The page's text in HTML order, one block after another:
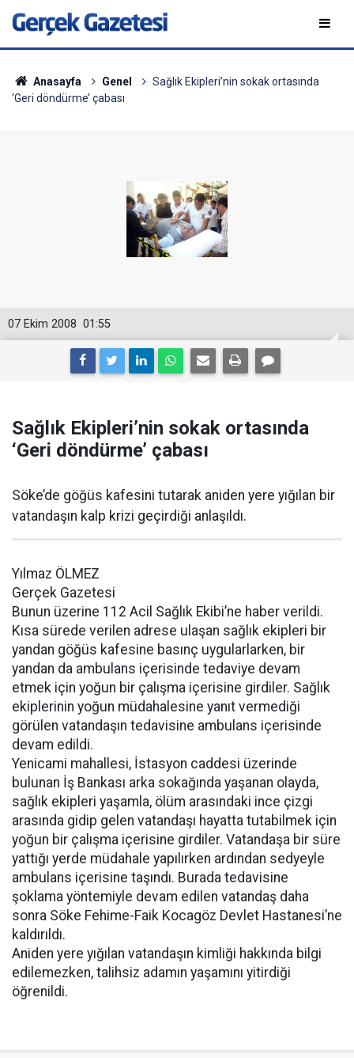
Anasayfa Genel
Sağlık Ekipleri’nin sokak ortasında
‘Geri döndürme’ çabası
01:55
07 Ekim 2008
Sağlık Ekipleri’nin sokak ortasında
‘Geri döndürme’ çabası
Söke’de göğüs kafesini tutarak aniden yere yığılan bir
vatandaşın kalp krizi geçirdiği anlaşıldı.
Yılmaz ÖLMEZ
Gerçek Gazetesi
Bunun üzerine 112 Acil Sağlık Ekibi’ne haber verildi.
Kısa sürede verilen adrese ulaşan sağlık ekipleri bir
yandan göğüs kafesine basınç uygularlarken, bir
yandan da ambulans içerisinde tedaviye devam
etmek için yoğun bir çalışma içerisine girdiler. Sağlık
ekiplerinin yoğun müdahalesine yanıt vermediği
görülen vatandaşın tedavisine ambulans içerisinde
devam edildi.
Yenicami mahallesi, İstasyon caddesi üzerinde
bulunan İş Bankası arka sokağında yaşanan olayda,
sağlık ekipleri yaşamla, ölüm arasındaki ince çizgi
arasında gidip gelen vatandaşı hayatta tutabilmek için
yoğun bir çalışma içerisine girdiler. Vatandaşa bir süre
yattığı yerde müdahale yapılırken ardından sedyeyle
ambulans içerisine taşındı. Burada tedavisine
şoklama yöntemiyle devam edilen vatandaş daha
sonra Söke Fehime-Faik Kocagöz Devlet Hastanesi’ne
kaldırıldı.
Aniden yere yığılan vatandaşın kimliği hakkında bilgi
edilemezken, talihsiz adamın yaşamını yitirdiği
öğrenildi.